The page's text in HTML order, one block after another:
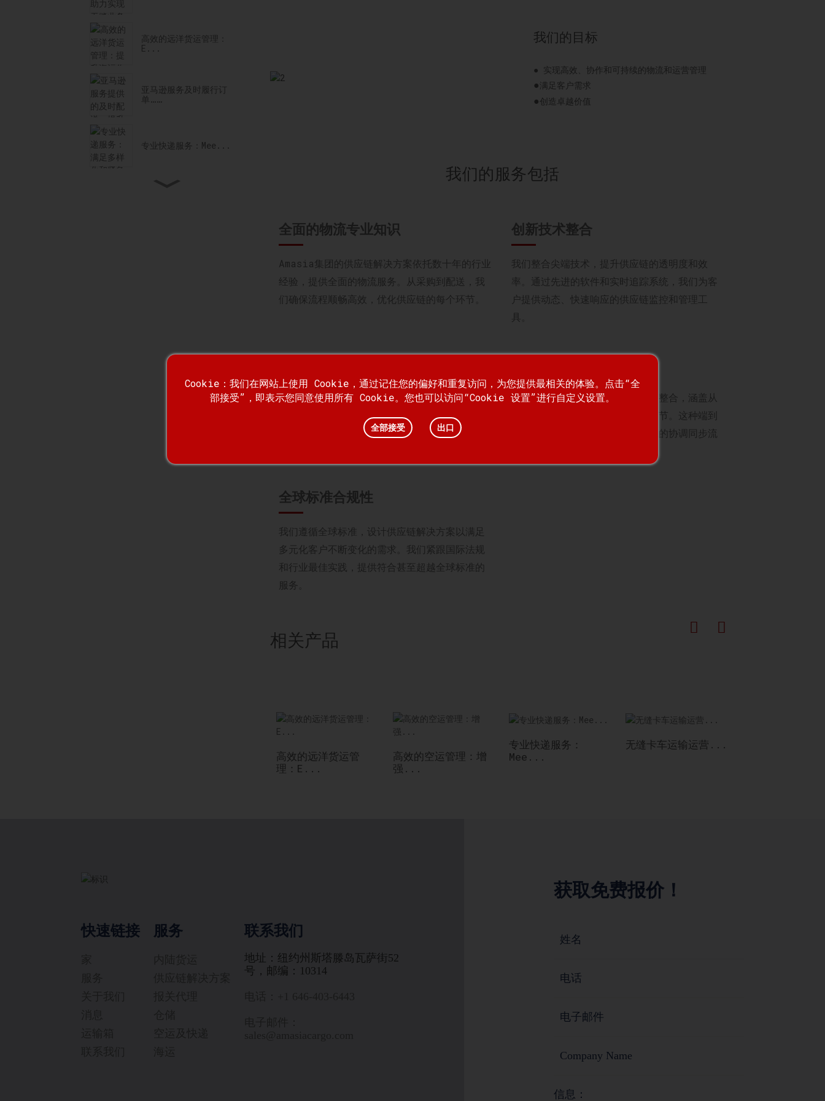
高效的远洋货运管理：
E...
亚马逊服务及时履行订
单……
专业快递服务：Mee...
综合第三方物流服务...
我们的目标
● 实现高效、协作和可持续的物流和运营管理
●满足客户需求
●创造卓越价值
我们的服务包括
全面的物流专业知识
Amasia集团的供应链解决方案依托数十年的行业
经验，提供全面的物流服务。从采购到配送，我
们确保流程顺畅高效，优化供应链的每个环节。
创新技术整合
我们整合尖端技术，提升供应链的透明度和效
率。通过先进的软件和实时追踪系统，我们为客
户提供动态、快速响应的供应链监控和管理工
具。
随着全球客户需求的不断变化，我们已具备能力
和专业知识，可为包括快速消费品、零售和重工
业在内的各个行业提供符合全球标准的定制化第
我们的方法涉及整个供应链的无缝整合，涵盖从
采购和生产到仓储和配送的各个环节。这种端到
端的整合确保了物料、信息和资源的协调同步流
全球标准合规性
我们遵循全球标准，设计供应链解决方案以满足
多元化客户不断变化的需求。我们紧跟国际法规
和行业最佳实践，提供符合甚至超越全球标准的
服务。
相关产品
高效的远洋货运管
理：E...
高效的空运管理：增
强...
专业快递服务：
Mee...
无缝卡车运输运营...
快速链接 服务 联系我们
地址：纽约州斯塔滕岛瓦萨街52
号，邮编：10314
获取免费报价！
信息：
Cookie：我们在网站上使用 Cookie，通过记住您的偏好和重复访问，为您提供最相关的体验。点击“全
部接受”，即表示您同意使用所有 Cookie。您也可以访问“Cookie 设置”进行自定义设置。
全部接受 出口